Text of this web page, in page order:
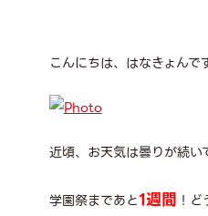
こんにちは、はなきょんです
近頃、お天気は曇りが続い
学園祭まであと1週間 ！